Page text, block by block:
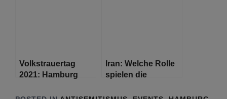
Volkstrauertag
2021: Hamburg
von Krieg und
Iran: Welche Rolle
spielen die